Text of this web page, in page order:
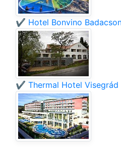
✔️ Hotel Bonvino
✔️ Thermal Hotel